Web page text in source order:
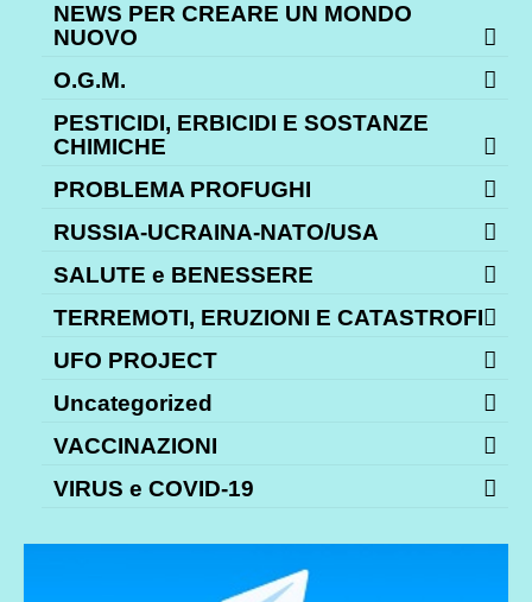
NEWS PER CREARE UN MONDO
NUOVO
O.G.M.
PESTICIDI, ERBICIDI E SOSTANZE
CHIMICHE
PROBLEMA PROFUGHI
RUSSIA-UCRAINA-NATO/USA
SALUTE e BENESSERE
TERREMOTI, ERUZIONI E CATASTROFI
UFO PROJECT
Uncategorized
VACCINAZIONI
VIRUS e COVID-19